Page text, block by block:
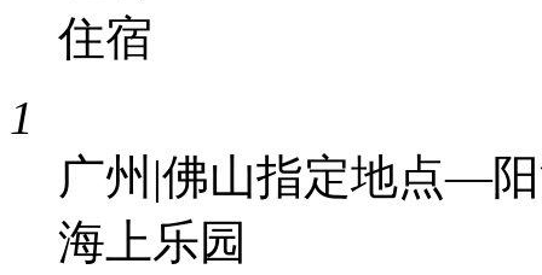
住宿
1
广州|佛山指定地点—
海上乐园